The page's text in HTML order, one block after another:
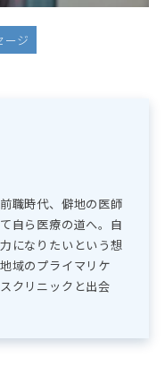
ージ
職時代、僻地の医師
自ら医療の道へ。自
になりたいという想
域のプライマリケ
クリニックと出会